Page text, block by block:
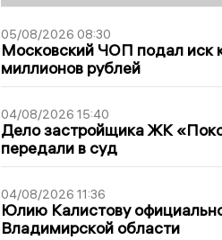
05/08/2026 08:30
Московский ЧОП подал иск
миллионов рублей
04/08/2026 15:40
Дело застройщика ЖК
передали в суд
04/08/2026 11:36
Юлию Калистову
Владимирской области